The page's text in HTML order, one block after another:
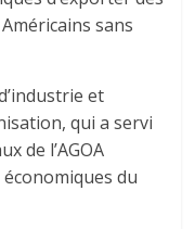
sans
et
qui a servi
de l’AGOA
du